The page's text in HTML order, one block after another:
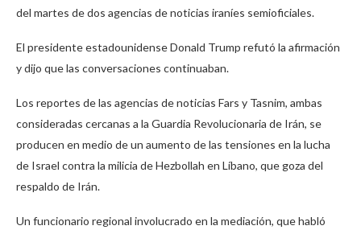
del martes de dos agencias de noticias iraníes semioficiales.
El presidente estadounidense Donald Trump refutó la afirmación
y dijo que las conversaciones continuaban.
Los reportes de las agencias de noticias Fars y Tasnim, ambas
consideradas cercanas a la Guardia Revolucionaria de Irán, se
producen en medio de un aumento de las tensiones en la lucha
de Israel contra la milicia de Hezbollah en Líbano, que goza del
respaldo de Irán.
Un funcionario regional involucrado en la mediación, que habló